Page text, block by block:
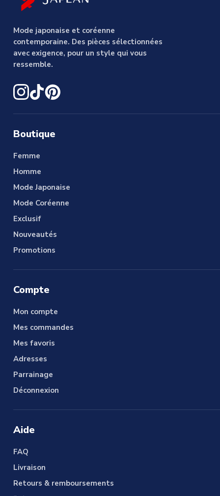
Mode japonaise et coréenne
contemporaine. Des pièces sélectionnées
avec exigence, pour un style qui vous
ressemble.
Boutique
Femme
Homme
Mode Japonaise
Mode Coréenne
Exclusif
Nouveautés
Promotions
Compte
Mon compte
Mes commandes
Mes favoris
Adresses
Parrainage
Déconnexion
Aide
FAQ
Livraison
Retours & remboursements